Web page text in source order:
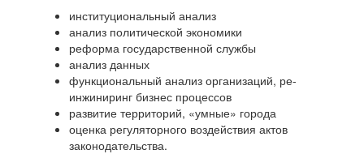
ВАКАНСИЯ
КОНТАКТЫ
институциональный анализ
анализ политической экономики
реформа государственной службы
анализ данных
функциональный анализ организаций, ре-
инжиниринг бизнес процессов
развитие территорий, «умные» города
оценка регуляторного воздействия актов
законодательства.